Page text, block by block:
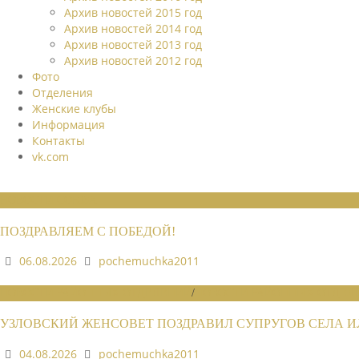
Архив новостей 2015 год
Архив новостей 2014 год
Архив новостей 2013 год
Архив новостей 2012 год
Фото
Отделения
Женские клубы
Информация
Контакты
vk.com
ПОЗДРАВЛЯЕМ С ПОБЕДОЙ!
06.08.2026
pochemuchka2011
/
УЗЛОВСКИЙ ЖЕНСОВЕТ ПОЗДРАВИЛ СУПРУГОВ СЕЛА
04.08.2026
pochemuchka2011